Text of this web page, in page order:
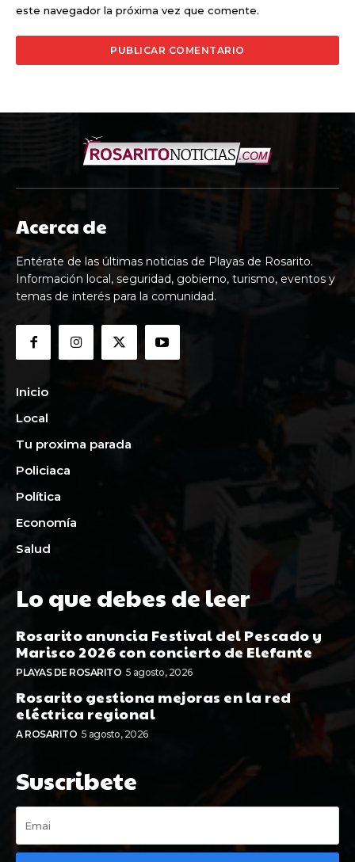
este navegador la próxima vez que comente.
Acerca de
Entérate de las últimas noticias de Playas de Rosarito.
Información local, seguridad, gobierno, turismo, eventos y
temas de interés para la comunidad.
Inicio
Local
Tu proxima parada
Policiaca
Política
Economía
Salud
Lo que debes de leer
Rosarito anuncia Festival del Pescado y
Marisco 2026 con concierto de Elefante
PLAYAS DE ROSARITO 5 agosto, 2026
Rosarito gestiona mejoras en la red
eléctrica regional
A ROSARITO 5 agosto, 2026
Suscribete